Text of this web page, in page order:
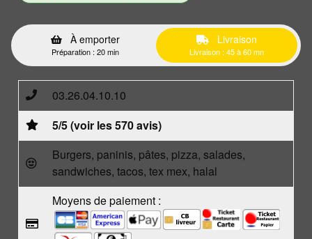
À emporter
Préparation : 20 min
Livraison
Livraison : 45 à 60 mn
03.26.04.10.10
5/5 (voir les 570 avis)
Burgers, paninis, pâtes, pizza, salades,
sandwiches, tacos, tex mex, halal
Moyens de paiement :